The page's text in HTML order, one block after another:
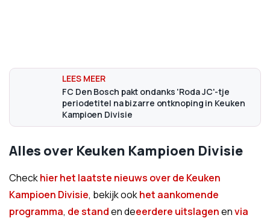
FC Den Bosch pakt ondanks 'Roda JC'-tje
periodetitel na bizarre ontknoping in Keuken
Kampioen Divisie
Alles over Keuken Kampioen Divisie
Checkhier het laatste nieuws over de Keuken
Kampioen Divisie, bekijk ookhet aankomende
programma, de standen deeerdere uitslagenenvia